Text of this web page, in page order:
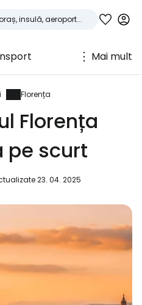
Mai mult
Florența
Florența
pe scurt
23. 04. 2025
vă la
a călătorilor
cu Google
cu e-mailul